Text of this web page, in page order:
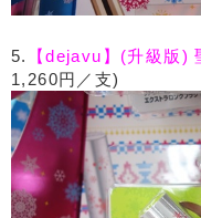
5. 【dejavu】(升級版)
1,260円／支)